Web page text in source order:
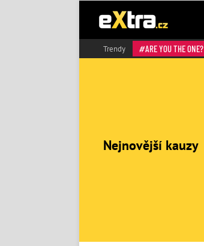
Trendy ARE YOU THE ONE?
Nejnovější kauzy